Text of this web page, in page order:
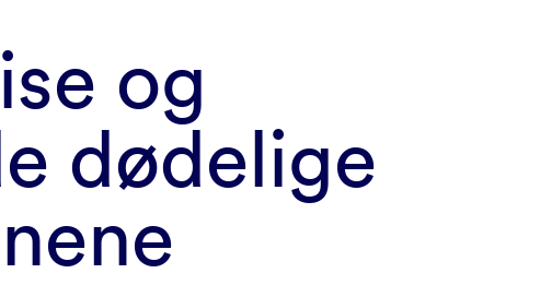
og
dødelige